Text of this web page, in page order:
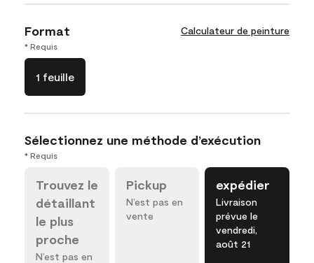
Format Calculateur de peinture
* Requis
1 feuille
Sélectionnez une méthode d’exécution
* Requis
Trouvez le
détaillant
le plus
proche
N’est pas en
Pickup
N’est pas en
vente
expédier
Livraison
prévue le
vendredi,
août 21